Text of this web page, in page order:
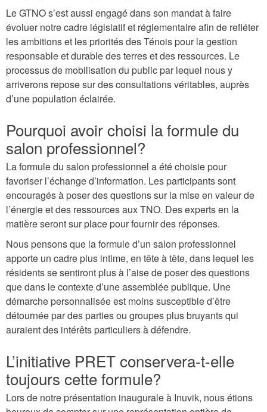
Le GTNO s’est aussi engagé dans son mandat à faire
évoluer notre cadre législatif et réglementaire afin de refléter
les ambitions et les priorités des Ténois pour la gestion
responsable et durable des terres et des ressources. Le
processus de mobilisation du public par lequel nous y
arriverons repose sur des consultations véritables, auprès
d’une population éclairée.
Pourquoi avoir choisi la formule du
salon professionnel?
La formule du salon professionnel a été choisie pour
favoriser l’échange d’information. Les participants sont
encouragés à poser des questions sur la mise en valeur de
l’énergie et des ressources aux TNO. Des experts en la
matière seront sur place pour fournir des réponses.
Nous pensons que la formule d’un salon professionnel
apporte un cadre plus intime, en tête à tête, dans lequel les
résidents se sentiront plus à l’aise de poser des questions
que dans le contexte d’une assemblée publique. Une
démarche personnalisée est moins susceptible d’être
détournée par des parties ou groupes plus bruyants qui
auraient des intérêts particuliers à défendre.
L’initiative PRET conservera-t-elle
toujours cette formule?
Lors de notre présentation inaugurale à Inuvik, nous étions